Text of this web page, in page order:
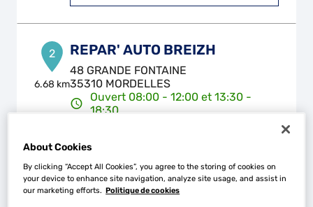
2
6.68 km
REPAR' AUTO BREIZH
48 GRANDE FONTAINE
35310 MORDELLES
Ouvert 08:00 - 12:00 et 13:30 -
18:30
About Cookies
By clicking “Accept All Cookies”, you agree to the storing of cookies on
your device to enhance site navigation, analyze site usage, and assist in
our marketing efforts. Politique de cookies